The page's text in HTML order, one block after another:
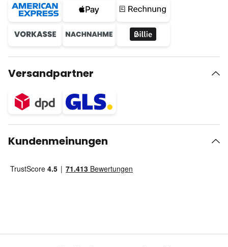
Versandpartner
Kundenmeinungen